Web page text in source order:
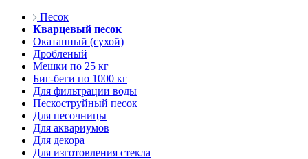
Песок
Кварцевый песок
Окатанный (сухой)
Дробленый
Мешки по 25 кг
Биг-беги по 1000 кг
Для фильтрации воды
Пескоструйный песок
Для песочницы
Для аквариумов
Для декора
Для изготовления стекла